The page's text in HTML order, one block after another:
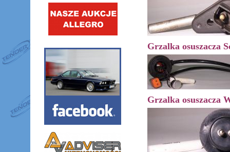
Grzalka osuszacza
Grzalka osuszacza